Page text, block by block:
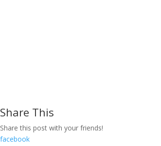
Share This
Share this post with your friends!
facebook